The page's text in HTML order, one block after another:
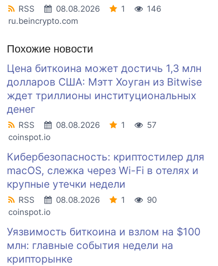
RSS 08.08.2026 1
146
ru.beincrypto.com
Похожие новости
Цена биткоина может достичь 1,3 млн
долларов США: Мэтт Хоуган из Bitwise
ждет триллионы институциональных
денег
RSS 08.08.2026 1
57
coinspot.io
Кибербезопасность: криптостилер для
macOS, слежка через Wi-Fi в отелях и
крупные утечки недели
RSS 08.08.2026 1
90
coinspot.io
Уязвимость биткоина и взлом на $100
млн: главные события недели на
крипторынке